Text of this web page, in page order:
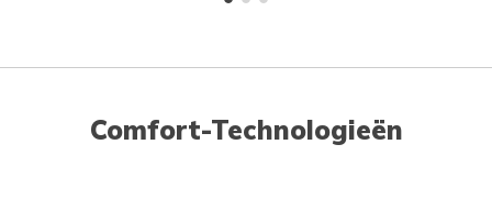
Comfort-Technologieën